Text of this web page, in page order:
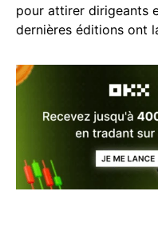
pour attirer dirigeants
dernières éditions ont